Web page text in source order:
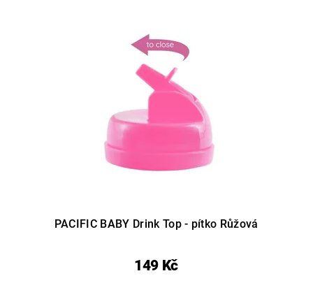
PACIFIC BABY Drink Top - pítko Růžová
149 Kč